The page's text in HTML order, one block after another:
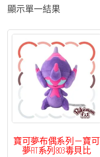
顯示單一結果
寶可夢布偶系列－寶可
夢FIT系列803毒貝比